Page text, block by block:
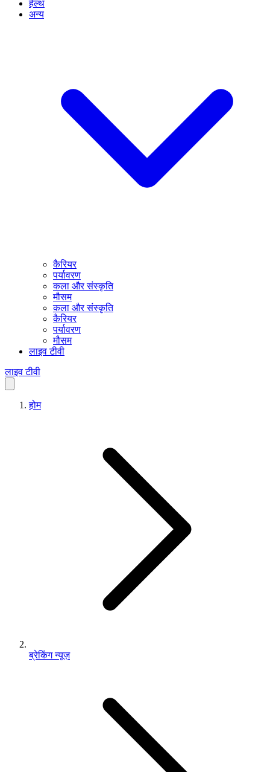
हेल्थ
अन्य
कैरियर
पर्यावरण
कला और संस्कृति
मौसम
कला और संस्कृति
कैरियर
पर्यावरण
मौसम
लाइव टीवी
लाइव टीवी
होम
ब्रेकिंग न्यूज़